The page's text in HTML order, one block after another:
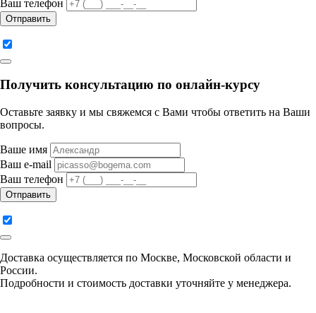
Ваш телефон
Отправить
Получить консультацию по онлайн-курсу
Оставьте заявку и мы свяжемся с Вами чтобы ответить на Ваши
вопросы.
Ваше имя
Ваш e-mail
Ваш телефон
Отправить
Доставка осуществляется по Москве, Московской области и
России.
Подробности и стоимость доставки уточняйте у менеджера.